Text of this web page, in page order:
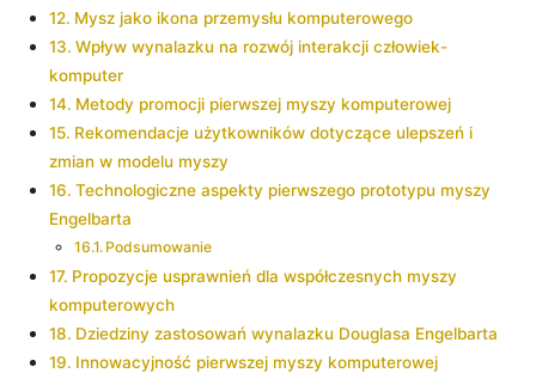
Mysz ​jako ikona przemysłu komputerowego
Wpływ wynalazku na rozwój interakcji człowiek-
komputer
Metody promocji pierwszej myszy komputerowej
Rekomendacje użytkowników dotyczące ulepszeń i
zmian ​w modelu myszy
Technologiczne ‍aspekty pierwszego‌ prototypu ⁤myszy
Engelbarta
Podsumowanie
Propozycje usprawnień dla współczesnych myszy
komputerowych
Dziedziny​ zastosowań wynalazku⁢ Douglasa Engelbarta
Innowacyjność⁤ pierwszej myszy komputerowej